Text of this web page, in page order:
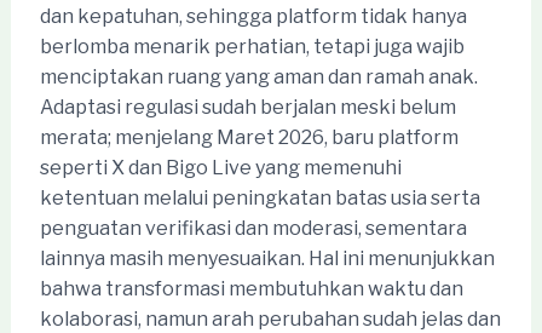
dan kepatuhan, sehingga platform tidak hanya
berlomba menarik perhatian, tetapi juga wajib
menciptakan ruang yang aman dan ramah anak.
Adaptasi regulasi sudah berjalan meski belum
merata; menjelang Maret 2026, baru platform
seperti X dan Bigo Live yang memenuhi
ketentuan melalui peningkatan batas usia serta
penguatan verifikasi dan moderasi, sementara
lainnya masih menyesuaikan. Hal ini menunjukkan
bahwa transformasi membutuhkan waktu dan
kolaborasi, namun arah perubahan sudah jelas dan